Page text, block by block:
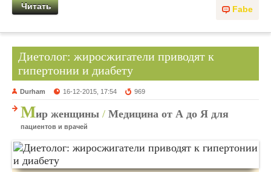
Fabe
Читать
Диетолог: жиросжигатели приводят к
гипертонии и диабету
Durham 16-12-2015, 17:54 969
Мир женщины / Медицина от А до Я для
пациентов и врачей